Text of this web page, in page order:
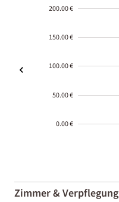
200.00 €
150.00 €
100.00 €
50.00 €
0.00 €
01-02
Zimmer & Verpflegung